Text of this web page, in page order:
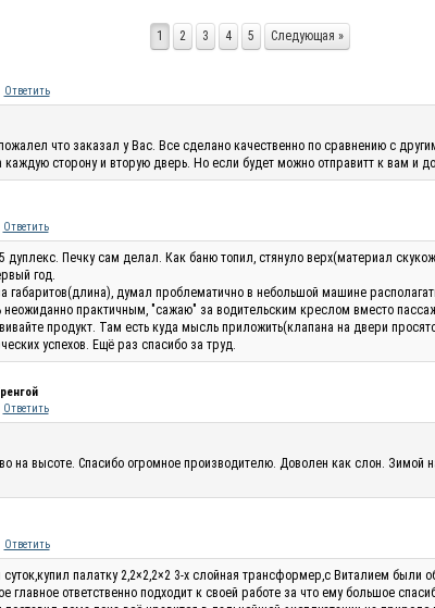
1 2 3 4 5 Следующая »
Ответить
что заказал у Вас. Все сделано качественно по сравнению с
каждую сторону и вторую дверь. Но если будет можно отправитт к вам и
Ответить
дуплекс. Печку сам делал. Как баню топил, стянуло верх(материал
год.
габаритов(длина), думал проблематично в небольшой машине
практичным, "сажаю" за водительским креслом вместо
продукт. Там есть куда мысль приложить(клапана на двери
успехов. Ещё раз спасибо за труд.
Ответить
на высоте. Спасибо огромное производителю. Доволен как слон. Зимой
Ответить
палатку 2,2×2,2×2 3-х слойная трансформер,с Виталием были
главное ответственно подходит к своей работе за что ему большое